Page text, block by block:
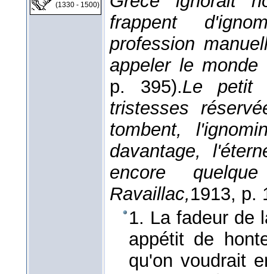
(1330 - 1500)
frappent
profession
appeler le monde
p. 395).Le petit
tristesses
tombent,
davantage,
encore
Ravaillac,1913, p.
1. La fadeur de
appétit de
qu'on voudrait